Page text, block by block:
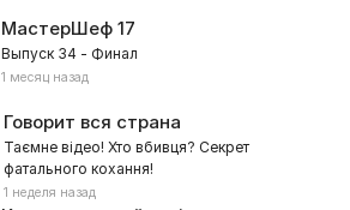
МастерШеф17
Выпуск 34 - Финал
1 месяц назад
Говорит вся страна
Таємне відео! Хто вбивця? Секрет
фатального кохання!
1 неделя назад